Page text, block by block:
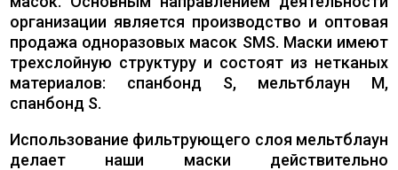
организации является производство и оптовая
продажа одноразовых масок SMS. Маски имеют
трехслойную структуру и состоят из нетканых
материалов: спанбонд S, мельтблаун M,
спанбонд S.
Использование фильтрующего слоя мельтблаун
делает наши маски действительно